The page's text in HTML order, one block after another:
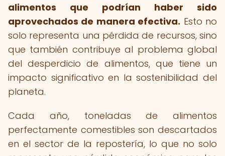
alimentos que podrían haber sido
aprovechados de manera efectiva. Esto no
solo representa una pérdida de recursos, sino
que también contribuye al problema global
del desperdicio de alimentos, que tiene un
impacto significativo en la sostenibilidad del
planeta.
Cada año, toneladas de alimentos
perfectamente comestibles son descartados
en el sector de la repostería, lo que no solo